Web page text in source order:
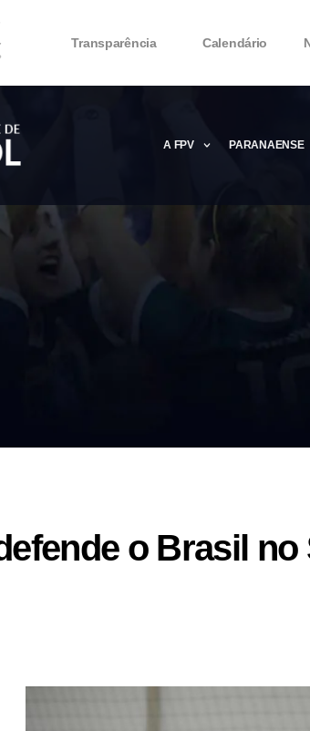
Transparência Calendário
A FPV
Microsoft Office
PARANAENSE
o Brasil